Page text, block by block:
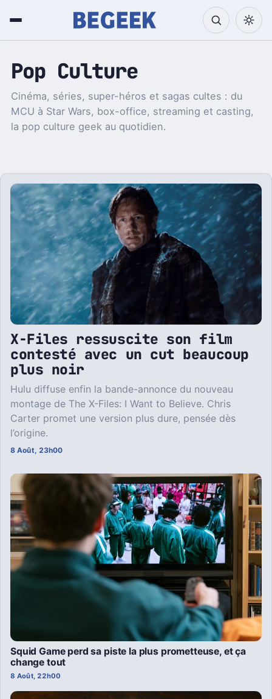
Pop Culture
Cinéma, séries, super-héros et sagas cultes : du
MCU à Star Wars, box-office, streaming et casting,
la pop culture geek au quotidien.
X-Files ressuscite son film
contesté avec un cut beaucoup
plus noir
Hulu diffuse enfin la bande-annonce du nouveau
montage de The X-Files: I Want to Believe. Chris
Carter promet une version plus dure, pensée dès
l’origine.
8 Août, 23h00
Squid Game perd sa piste la plus prometteuse, et ça
change tout
8 Août, 22h00